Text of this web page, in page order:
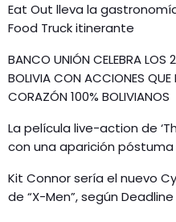
Eat Out lleva la
Food Truck itinerante
BANCO UNIÓN CELEBRA LOS
BOLIVIA CON ACCIONES QUE
CORAZÓN 100% BOLIVIANOS
La película live-action de
con una aparición póstuma
Kit Connor sería el nuevo
de “X-Men”, según Deadline